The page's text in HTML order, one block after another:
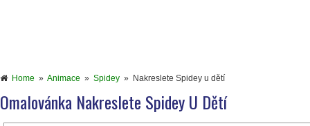
Home » Animace » Spidey » Nakreslete Spidey u dětí
Omalovánka Nakreslete Spidey U Dětí